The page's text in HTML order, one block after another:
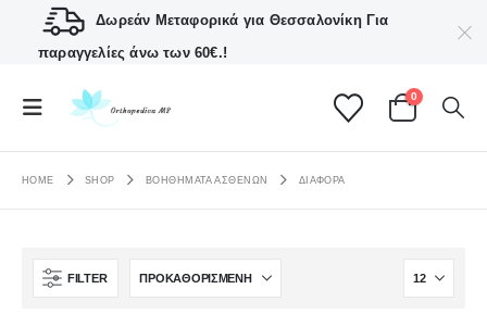
Δωρεάν Μεταφορικά για ΘεσσαλονίκηΓια
παραγγελίες άνω των 60€.!
0
HOME SHOP ΒΟΗΘΗΜΑΤΑ ΑΣΘΕΝΩΝ ΔΙΆΦΟΡΑ
FILTER